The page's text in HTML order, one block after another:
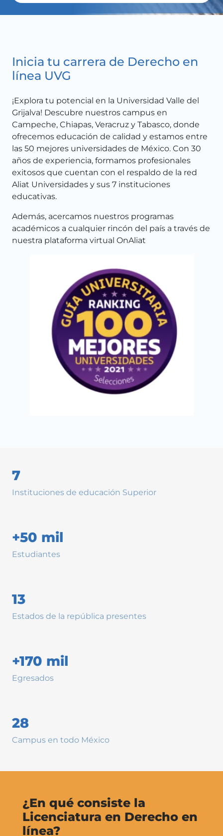
Inicia tu carrera de Derecho en
línea UVG
¡Explora tu potencial en la Universidad Valle del
Grijalva! Descubre nuestros campus en
Campeche, Chiapas, Veracruz y Tabasco, donde
ofrecemos educación de calidad y estamos entre
las 50 mejores universidades de México. Con 30
años de experiencia, formamos profesionales
exitosos que cuentan con el respaldo de la red
Aliat Universidades y sus 7 instituciones
educativas.
Además, acercamos nuestros programas
académicos a cualquier rincón del país a través de
nuestra plataforma virtual OnAliat
7
Instituciones de educación Superior
+50 mil
Estudiantes
13
Estados de la república presentes
+170 mil
Egresados
28
Campus en todo México
¿En qué consiste la
Licenciatura en Derecho en
línea?